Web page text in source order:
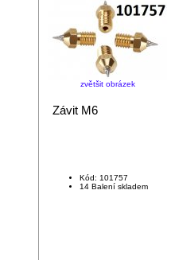
zvětšit obrázek
Závit M6
Kód: 101757
14 Balení skladem